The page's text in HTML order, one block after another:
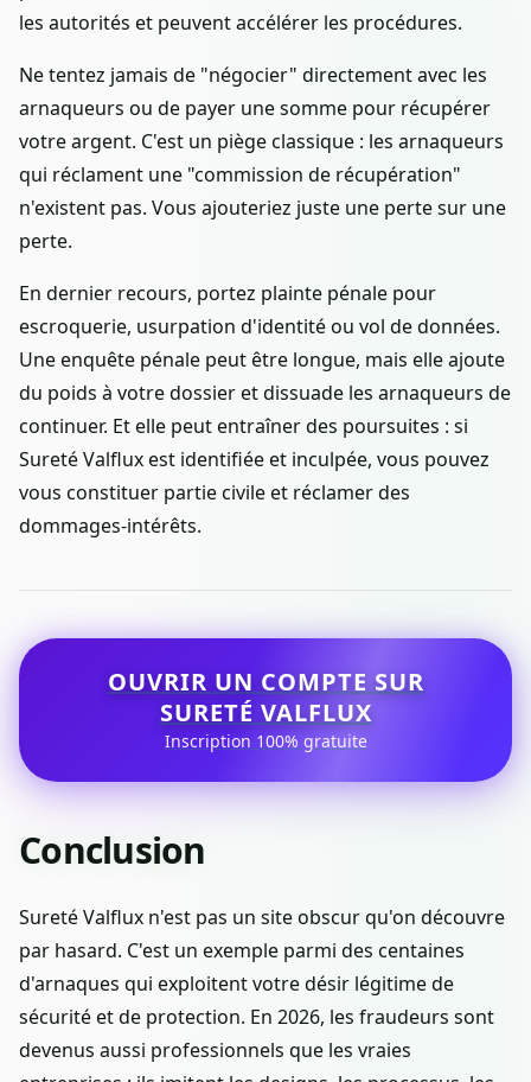
les autorités et peuvent accélérer les procédures.
Ne tentez jamais de "négocier" directement avec les
arnaqueurs ou de payer une somme pour récupérer
votre argent. C'est un piège classique : les arnaqueurs
qui réclament une "commission de récupération"
n'existent pas. Vous ajouteriez juste une perte sur une
perte.
En dernier recours, portez plainte pénale pour
escroquerie, usurpation d'identité ou vol de données.
Une enquête pénale peut être longue, mais elle ajoute
du poids à votre dossier et dissuade les arnaqueurs de
continuer. Et elle peut entraîner des poursuites : si
Sureté Valflux est identifiée et inculpée, vous pouvez
vous constituer partie civile et réclamer des
dommages-intérêts.
OUVRIR UN COMPTE SUR
SURETÉ VALFLUX
Inscription 100% gratuite
Conclusion
Sureté Valflux n'est pas un site obscur qu'on découvre
par hasard. C'est un exemple parmi des centaines
d'arnaques qui exploitent votre désir légitime de
sécurité et de protection. En 2026, les fraudeurs sont
devenus aussi professionnels que les vraies